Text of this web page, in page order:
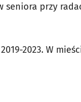
seniora przy
2023. W